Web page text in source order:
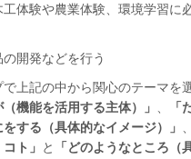
体験や農業体験、環境学習に
の開発などを行う
上記の中から関心のテーマを
（機能を活用する主体）」
「
をする（具体的なイメージ）」
ト」 と
「どのようなところ（